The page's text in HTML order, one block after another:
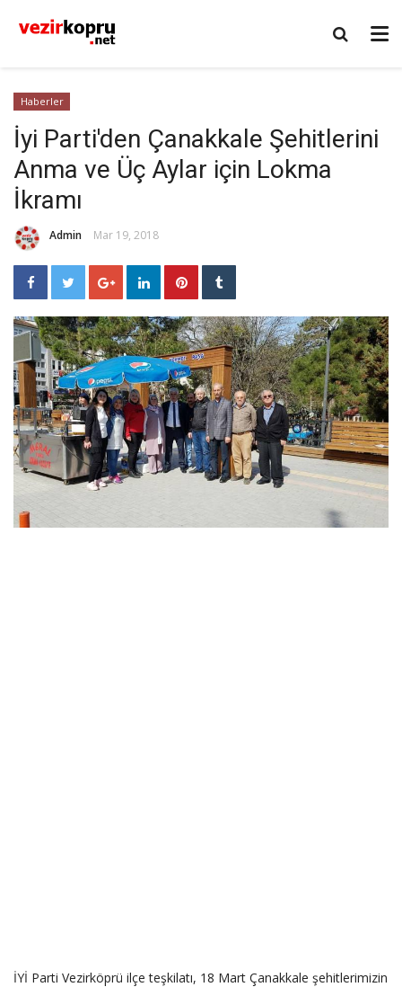
Haberler
İyi Parti'den Çanakkale Şehitlerini
Anma ve Üç Aylar için Lokma
İkramı
Admin Mar 19, 2018
İYİ Parti Vezirköprü ilçe teşkilatı, 18 Mart Çanakkale şehitlerimizin